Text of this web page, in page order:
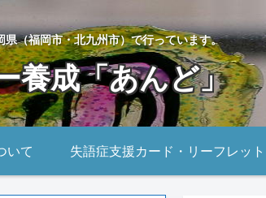
（福岡市・北九州市）で行っています。
養成「あんど」
いて 失語症支援カード・リーフレット